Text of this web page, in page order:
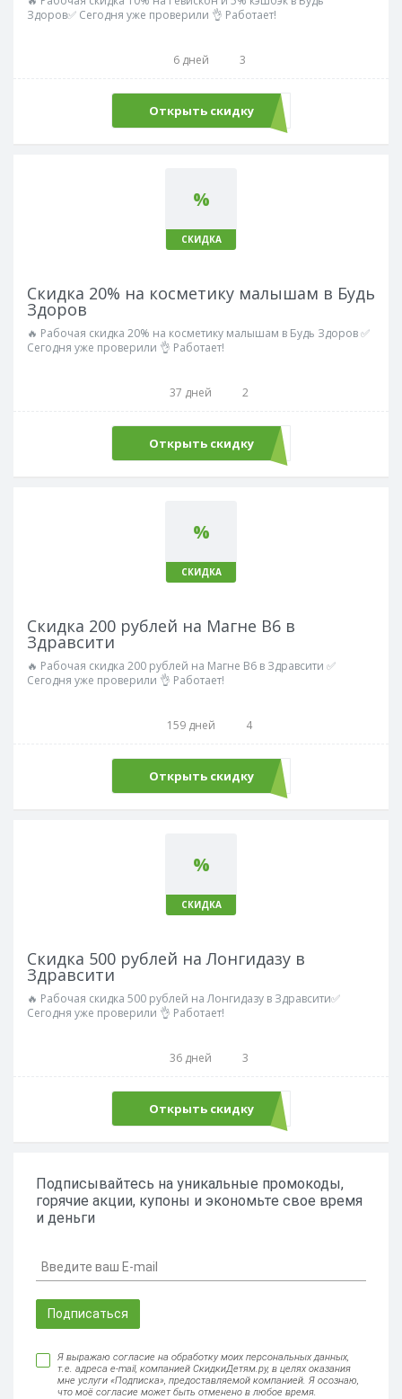
Здоров✅ Сегодня уже проверили 👌 Работает!
6 дней 3
Открыть скидку
%
СКИДКА
Скидка 20% на косметику малышам в Будь
Здоров
🔥 Рабочая скидка 20% на косметику малышам в Будь Здоров ✅
Сегодня уже проверили 👌 Работает!
37 дней 2
Открыть скидку
%
СКИДКА
Скидка 200 рублей на Магне В6 в
Здравсити
🔥 Рабочая скидка 200 рублей на Магне В6 в Здравсити ✅
Сегодня уже проверили 👌 Работает!
159 дней 4
Открыть скидку
%
СКИДКА
Скидка 500 рублей на Лонгидазу в
Здравсити
🔥 Рабочая скидка 500 рублей на Лонгидазу в Здравсити✅
Сегодня уже проверили 👌 Работает!
36 дней 3
Открыть скидку
Подписывайтесь на уникальные промокоды,
горячие акции, купоны и экономьте свое время
и деньги
Подписаться
Я выражаю согласие на обработку моих персональных данных,
т.е. адреса e-mail, компанией СкидкиДетям.ру, в целях оказания
мне услуги «Подписка», предоставляемой компанией. Я осознаю,
что моё согласие может быть отменено в любое время.